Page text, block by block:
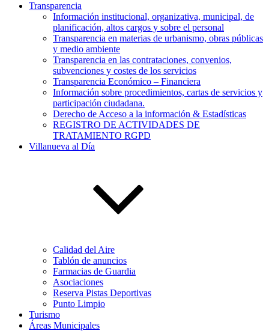
Transparencia
Información institucional, organizativa, municipal, de
planificación, altos cargos y sobre el personal
Transparencia en materias de urbanismo, obras públicas
y medio ambiente
Transparencia en las contrataciones, convenios,
subvenciones y costes de los servicios
Transparencia Económico – Financiera
Información sobre procedimientos, cartas de servicios y
participación ciudadana.
Derecho de Acceso a la información & Estadísticas
REGISTRO DE ACTIVIDADES DE
TRATAMIENTO RGPD
Villanueva al Día
Calidad del Aire
Tablón de anuncios
Farmacias de Guardia
Asociaciones
Reserva Pistas Deportivas
Punto Limpio
Turismo
Áreas Municipales